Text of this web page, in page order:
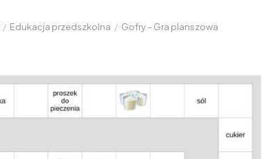
/ Edukacja przedszkolna / Gofry – Gra planszowa